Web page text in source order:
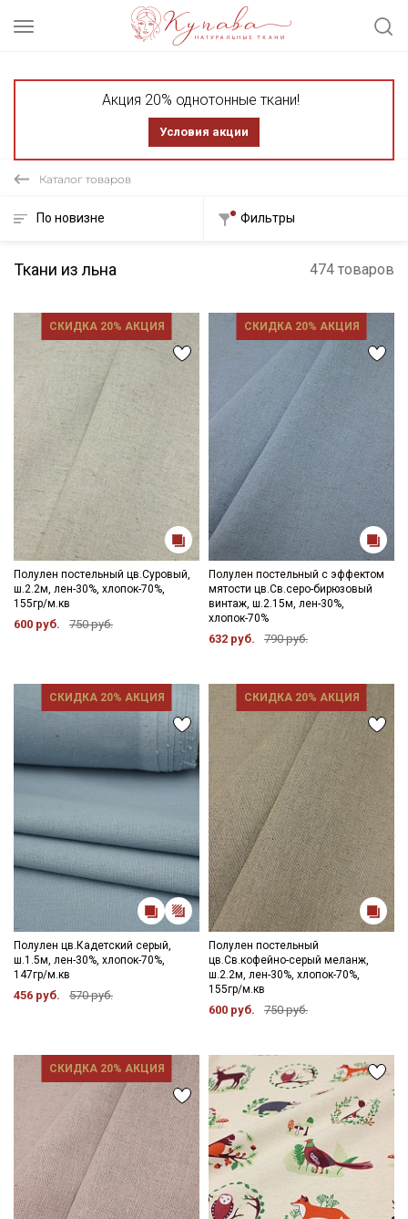
Акция 20% однотонные ткани!
Условия акции
Каталог товаров
По новизне Фильтры
Ткани из льна 474 товаров
СКИДКА 20% АКЦИЯ
Полулен постельный цв.Суровый,
ш.2.2м, лен-30%, хлопок-70%,
155гр/м.кв
600 руб. 750 руб.
СКИДКА 20% АКЦИЯ
Полулен постельный с эффектом
мятости цв.Св.серо-бирюзовый
винтаж, ш.2.15м, лен-30%,
хлопок-70%
632 руб. 790 руб.
СКИДКА 20% АКЦИЯ
Полулен цв.Кадетский серый,
ш.1.5м, лен-30%, хлопок-70%,
147гр/м.кв
456 руб. 570 руб.
СКИДКА 20% АКЦИЯ
Полулен постельный
цв.Св.кофейно-серый меланж,
ш.2.2м, лен-30%, хлопок-70%,
155гр/м.кв
600 руб. 750 руб.
СКИДКА 20% АКЦИЯ